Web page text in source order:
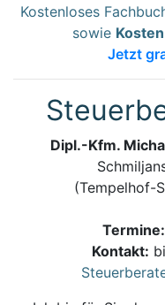
Kostenloses
sowie
Jetzt
Dipl.-Kfm.
(Tempelhof-
Termine:
Kontakt: